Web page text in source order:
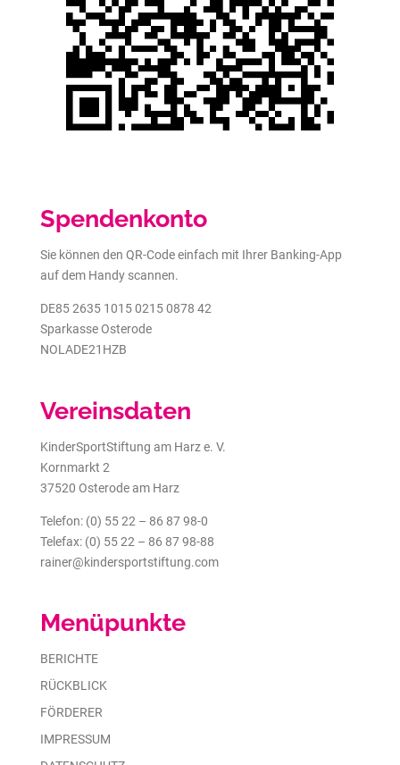
Spendenkonto
Sie können den QR-Code einfach mit Ihrer Banking-App
auf dem Handy scannen.
DE85 2635 1015 0215 0878 42
Sparkasse Osterode
NOLADE21HZB
Vereinsdaten
KinderSportStiftung am Harz e. V.
Kornmarkt 2
37520 Osterode am Harz
Telefon: (0) 55 22 – 86 87 98-0
Telefax: (0) 55 22 – 86 87 98-88
rainer@kindersportstiftung.com
Menüpunkte
BERICHTE
RÜCKBLICK
FÖRDERER
IMPRESSUM